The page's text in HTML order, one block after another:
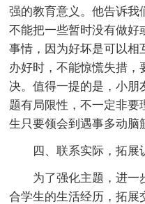
强的教育意义。他告诉我
不能把一些暂时没有做好
事情，因为好坏是可以相
办好时，不能惊慌失措，
决。值得一提的是，小朋
题有局限性，不一定非要
生只要领会到遇事多动脑
四、联系实际，拓展
为了强化主题，进一
合学生的生活经历，拓展